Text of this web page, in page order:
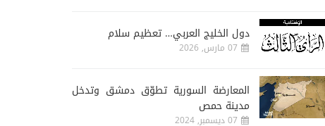
دول الخليج العربي… تعظيم سلام
07 مارس, 2026
المعارضة السورية تطوّق دمشق وتدخل
مدينة حمص
07 ديسمبر, 2024